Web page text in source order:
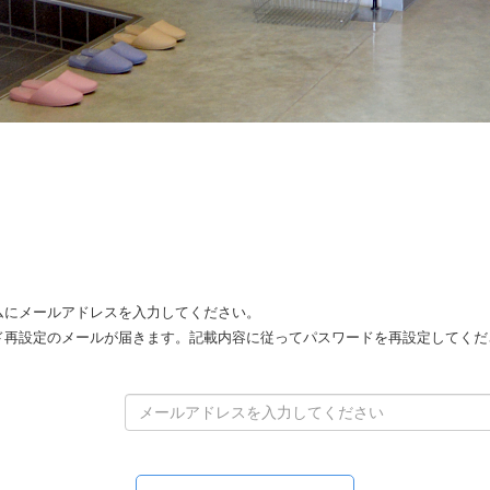
メールアドレスを入力してください。
設定のメールが届きます。記載内容に従ってパスワードを再設定してく